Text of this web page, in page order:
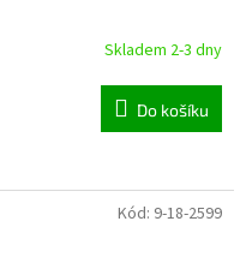
Skladem 2-3 dny
Do košíku
Kód: 9-18-2599